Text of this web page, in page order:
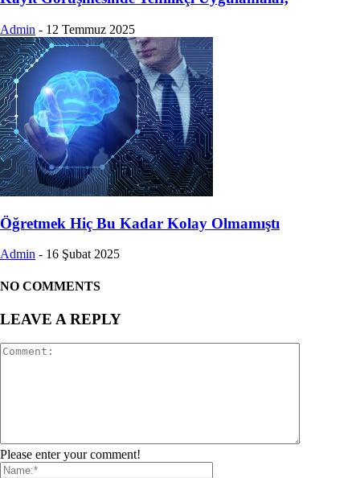
Admin - 12 Temmuz 2025
Öğretmek Hiç Bu Kadar Kolay Olmamıştı
Admin - 16 Şubat 2025
NO COMMENTS
LEAVE A REPLY
Please enter your comment!